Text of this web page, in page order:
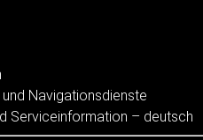
Navigationsdienste
Serviceinformation – deutsch